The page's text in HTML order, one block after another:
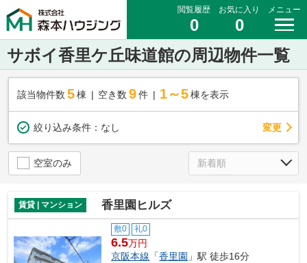
閲覧履歴
0
お気に入り
0
メニュー
サボイ香里ケ丘味道館の周辺物件一覧
該当物件数 5棟 空き数 9 件 1～5 棟を表示
絞り込み条件： なし 変更
空室のみ
賃貸 | マンション 香里園ヒルズ
敷0 礼0
6.5万円
京阪本線 「香里園 」駅 徒歩16分